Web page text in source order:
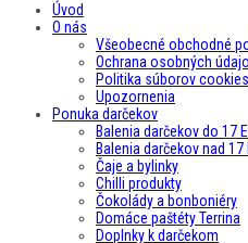
Úvod
O nás
Všeobecné obchodné
Ochrana osobných
Politika súborov cookies
Upozornenia
Ponuka darčekov
Balenia darčekov do 17
Balenia darčekov nad 17
Čaje a bylinky
Chilli produkty
Čokolády a bonboniéry
Domáce paštéty Terrina
Doplnky k darčekom